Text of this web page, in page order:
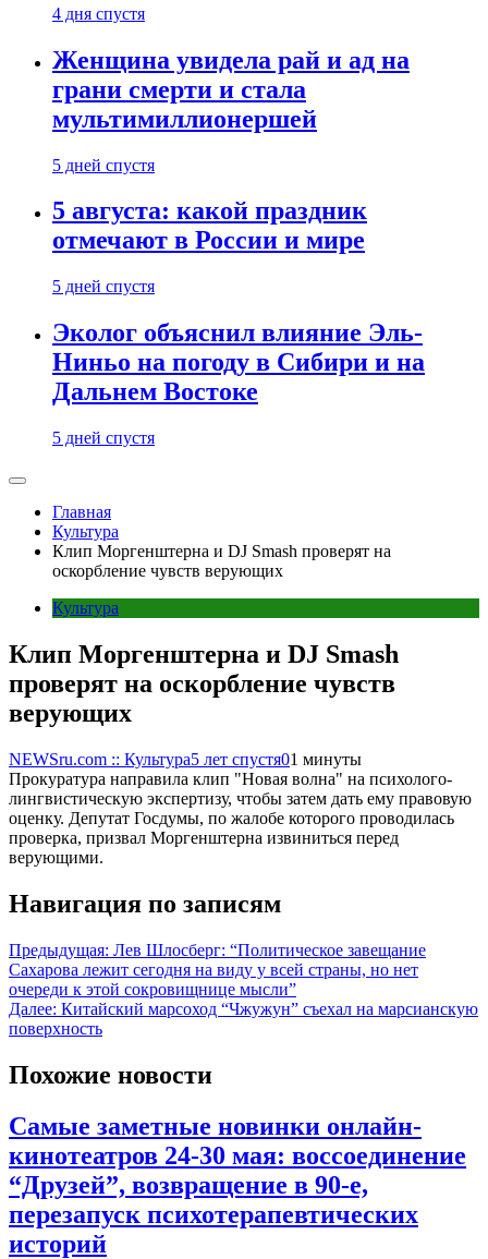
4 дня спустя
Женщина увидела рай и ад на
грани смерти и стала
мультимиллионершей
5 дней спустя
5 августа: какой праздник
отмечают в России и мире
5 дней спустя
Эколог объяснил влияние Эль-
Ниньо на погоду в Сибири и на
Дальнем Востоке
5 дней спустя
Главная
Культура
Клип Моргенштерна и DJ Smash проверят на
оскорбление чувств верующих
Культура
Клип Моргенштерна и DJ Smash
проверят на оскорбление чувств
верующих
NEWSru.com :: Культура5 лет спустя01 минуты
Прокуратура направила клип "Новая волна" на психолого-
лингвистическую экспертизу, чтобы затем дать ему правовую
оценку. Депутат Госдумы, по жалобе которого проводилась
проверка, призвал Моргенштерна извиниться перед
верующими.
Навигация по записям
Предыдущая: Лев Шлосберг: “Политическое завещание
Сахарова лежит сегодня на виду у всей страны, но нет
очереди к этой сокровищнице мысли”
Далее: Китайский марсоход “Чжужун” съехал на марсианскую
поверхность
Похожие новости
Самые заметные новинки онлайн-
кинотеатров 24-30 мая: воссоединение
“Друзей”, возвращение в 90-е,
перезапуск психотерапевтических
историй